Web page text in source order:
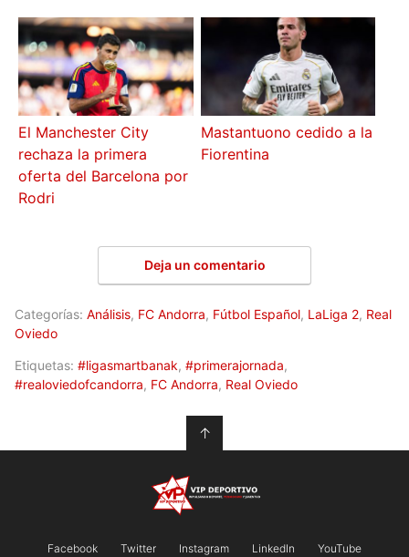
El Manchester City
rechaza la primera
oferta del Barcelona por
Rodri
Mastantuono cedido a la
Fiorentina
Deja un comentario
Categorías: Análisis, FC Andorra, Fútbol Español, LaLiga 2, Real
Oviedo
Etiquetas: #ligasmartbanak, #primerajornada,
#realoviedofcandorra, FC Andorra, Real Oviedo
↑
Facebook Twitter Instagram LinkedIn
YouTube